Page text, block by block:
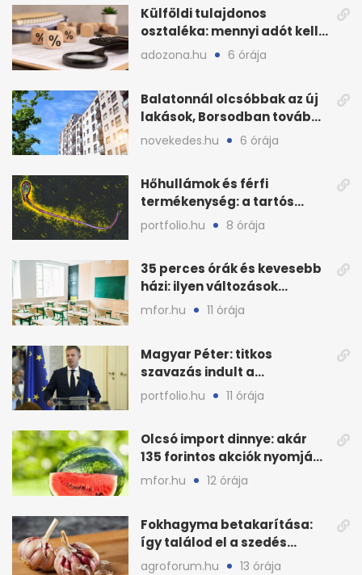
Külföldi tulajdonos
osztaléka: mennyi adót kell
levonni 2026-ban?
adozona.hu 6 órája
Balatonnál olcsóbbak az új
lakások, Borsodban tovább
drágulnak
novekedes.hu 6 órája
Hőhullámok és férfi
termékenység: a tartós
hőstressz kimutathatóan
ront
portfolio.hu 8 órája
35 perces órák és kevesebb
házi: ilyen változások
jöhetnek az iskolákban
mfor.hu 11 órája
Magyar Péter: titkos
szavazás indult a
köztársasági elnökjelöltről
portfolio.hu 11 órája
Olcsó import dinnye: akár
135 forintos akciók nyomják
le a piacot
mfor.hu 12 órája
Fokhagyma betakarítása:
így találod el a szedés
legjobb időpontját
agroforum.hu 13 órája